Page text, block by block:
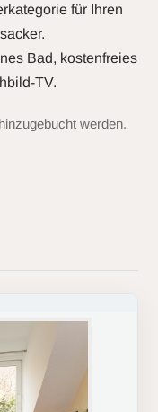
für Ihren
Bad, kostenfreies
TV.
werden.